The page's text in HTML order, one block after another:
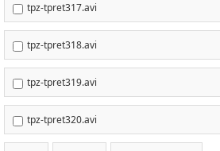
tpz-tpret317.avi
tpz-tpret318.avi
tpz-tpret319.avi
tpz-tpret320.avi